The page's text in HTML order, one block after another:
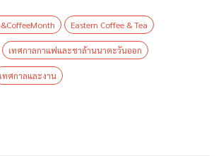
Eastern Coffee & Tea
เทศกาลกาแฟและชาล้านนาตะวันออก
เทศกาลและงาน